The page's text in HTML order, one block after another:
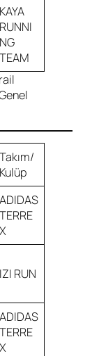
KAYA
RUNNI
NG
TEAM
Takım/
Kulüp
ADIDAS
TERRE
X
IZI RUN
ADIDAS
TERRE
X